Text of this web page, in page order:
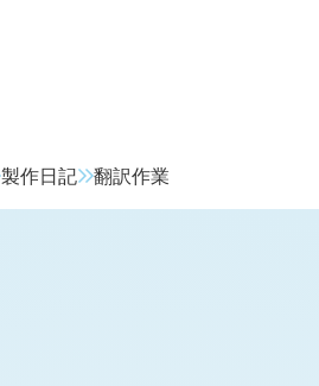
製作日記 翻訳作業